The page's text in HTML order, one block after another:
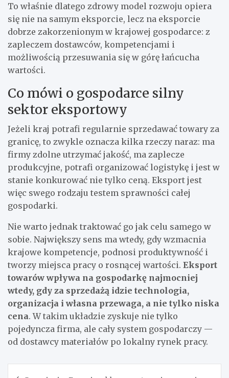
To właśnie dlatego zdrowy model rozwoju opiera
się nie na samym eksporcie, lecz na eksporcie
dobrze zakorzenionym w krajowej gospodarce: z
zapleczem dostawców, kompetencjami i
możliwością przesuwania się w górę łańcucha
wartości.
Co mówi o gospodarce silny
sektor eksportowy
Jeżeli kraj potrafi regularnie sprzedawać towary za
granicę, to zwykle oznacza kilka rzeczy naraz: ma
firmy zdolne utrzymać jakość, ma zaplecze
produkcyjne, potrafi organizować logistykę i jest w
stanie konkurować nie tylko ceną. Eksport jest
więc swego rodzaju testem sprawności całej
gospodarki.
Nie warto jednak traktować go jak celu samego w
sobie. Największy sens ma wtedy, gdy wzmacnia
krajowe kompetencje, podnosi produktywność i
tworzy miejsca pracy o rosnącej wartości. Eksport
towarów wpływa na gospodarkę najmocniej
wtedy, gdy za sprzedażą idzie technologia,
organizacja i własna przewaga, a nie tylko niska
cena. W takim układzie zyskuje nie tylko
pojedyncza firma, ale cały system gospodarczy —
od dostawcy materiałów po lokalny rynek pracy.